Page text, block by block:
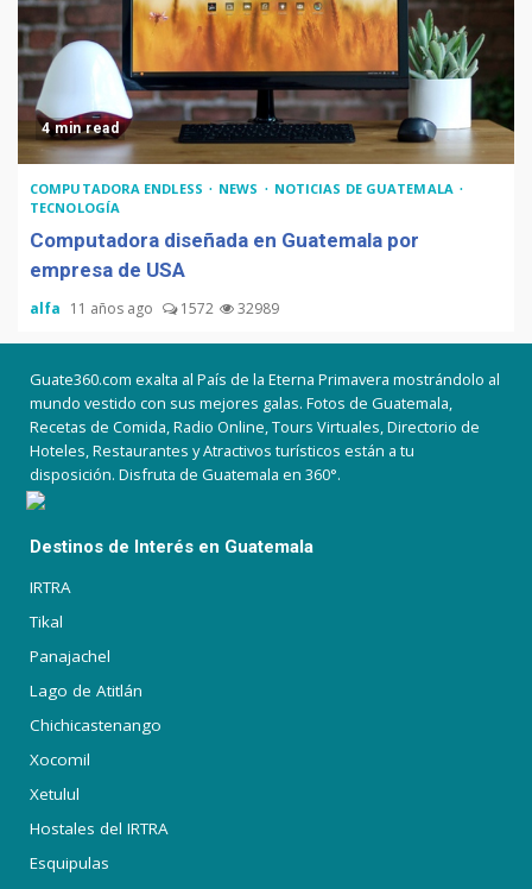
4 min read
COMPUTADORA ENDLESS NEWS
NOTICIAS DE GUATEMALA
TECNOLOGÍA
Computadora diseñada en Guatemala por
empresa de USA
alfa 11 años ago 1572 32989
Guate360.com exalta al País de la Eterna Primavera mostrándolo al
mundo vestido con sus mejores galas. Fotos de Guatemala,
Recetas de Comida, Radio Online, Tours Virtuales, Directorio de
Hoteles, Restaurantes y Atractivos turísticos están a tu
disposición. Disfruta de Guatemala en 360°.
Destinos de Interés en Guatemala
IRTRA
Tikal
Panajachel
Lago de Atitlán
Chichicastenango
Xocomil
Xetulul
Hostales del IRTRA
Esquipulas